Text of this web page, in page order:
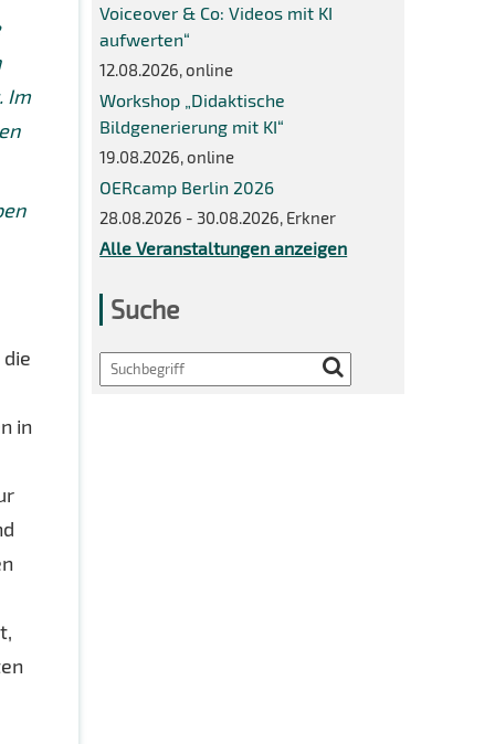
Im
in
Voiceover & Co: Videos mit KI
aufwerten“
12.08.2026, online
Workshop „Didaktische
Bildgenerierung mit KI“
19.08.2026, online
OERcamp Berlin 2026
28.08.2026 - 30.08.2026, Erkner
Alle Veranstaltungen anzeigen
Suche
Search